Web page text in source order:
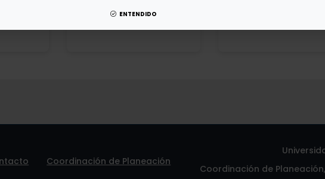
ENTENDIDO
Coordinación de Planeación
Coordinación de